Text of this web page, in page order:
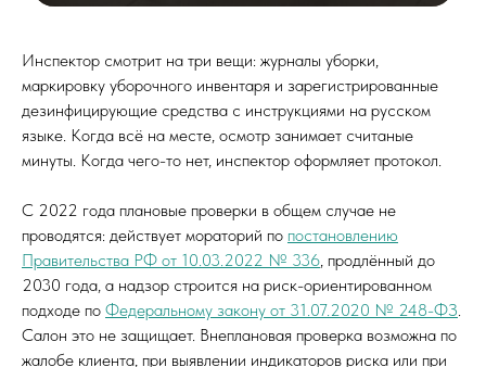
Инспектор смотрит на три вещи: журналы уборки,
маркировку уборочного инвентаря и зарегистрированные
дезинфицирующие средства с инструкциями на русском
языке. Когда всё на месте, осмотр занимает считаные
минуты. Когда чего-то нет, инспектор оформляет протокол.
С 2022 года плановые проверки в общем случае не
проводятся: действует мораторий по постановлению
Правительства РФ от 10.03.2022 № 336, продлённый до
2030 года, а надзор строится на риск-ориентированном
подходе по Федеральному закону от 31.07.2020 № 248-ФЗ.
Салон это не защищает. Внеплановая проверка возможна по
жалобе клиента, при выявлении индикаторов риска или при